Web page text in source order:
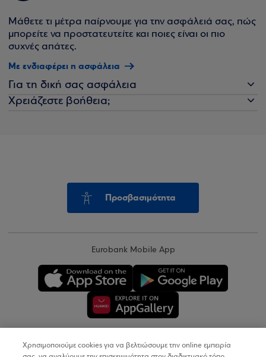
Μάθετε τι μέτρα παίρνουμε για την ασφάλειά σας, πώς
μπορείτε να προστατευτείτε και ποιες είναι οι πιο
συχνές απάτες.
Με ενδιαφέρει η ασφάλεια
Για τη δική σας ασφάλεια
Χρειάζεστε βοήθεια;
Προσβασιμότητα
Eurobank Mobile App
Copyright © 2026
Χρησιμοποιούμε cookies για να βελτιώσουμε την online εμπειρία